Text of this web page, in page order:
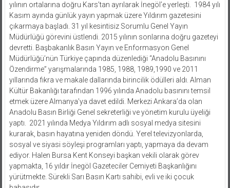
yılının ortalarına doğru Kars’tan ayrılarak İnegöl’e yerleşti. 1984 yılı
Kasım ayında günlük yayın yapmak üzere Yıldırım gazetesini
çıkarmaya başladı. 31 yıl kesintisiz Sorumlu Genel Yayın
Müdürlüğü görevini üstlendi. 2015 yılının sonlarına doğru gazeteyi
devretti. Başbakanlık Basın Yayın ve Enformasyon Genel
Müdürlüğü’nün Türkiye çapında düzenlediği “Anadolu Basınını
Özendirme” yarışmalarında 1985, 1988, 1989,1990 ve 2011
yıllarında fıkra ve makale dallarında birincilik ödülleri aldı. Alman
Kültür Bakanlığı tarafından 1996 yılında Anadolu basınını temsil
etmek üzere Almanya’ya davet edildi. Merkezi Ankara’da olan
Anadolu Basın Birliği Genel sekreterliği ve yönetim kurulu üyeliği
yaptı. 2021 yılında Medya Yıldırım adlı sosyal medya sitesini
kurarak, basın hayatına yeniden döndü. Yerel televizyonlarda,
sosyal ve siyasi söyleşi programları yaptı, yapmaya da devam
ediyor. Halen Bursa Kent Konseyi başkan vekili olarak görev
yapmakta, 16 yıldır İnegöl Gazeteciler Cemiyeti Başkanlığını
yürütmekte. Sürekli Sarı Basın Kartı sahibi, evli ve iki çocuk